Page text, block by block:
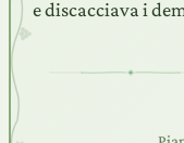
e discacciava i